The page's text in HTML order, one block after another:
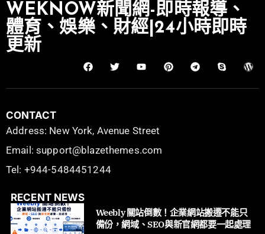
WEKNOW新聞網-即時報導、
體育、娛樂、財經|24小時即時
更新
CONTACT
Address: New York, Avenue Street
Email: support@blazethemes.com
Tel: +944-5484451244
RECENT NEWS
Weebly 關站倒數！企業網站搬遷不能只
備份，網域、SEO與新官網都要一起處理